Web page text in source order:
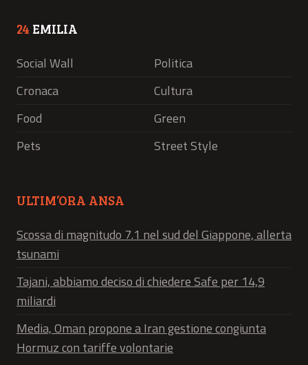
24 EMILIA
Social Wall
Politica
Cronaca
Cultura
Food
Green
Pets
Street Style
ULTIM’ORA ANSA
Scossa di magnitudo 7.1 nel sud del Giappone, allerta
tsunami
Tajani, abbiamo deciso di chiedere Safe per 14,9
miliardi
Media, Oman propone a Iran gestione congiunta
Hormuz con tariffe volontarie